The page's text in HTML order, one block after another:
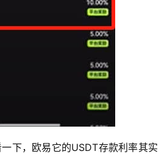
下，欧易它的USDT存款利率其实